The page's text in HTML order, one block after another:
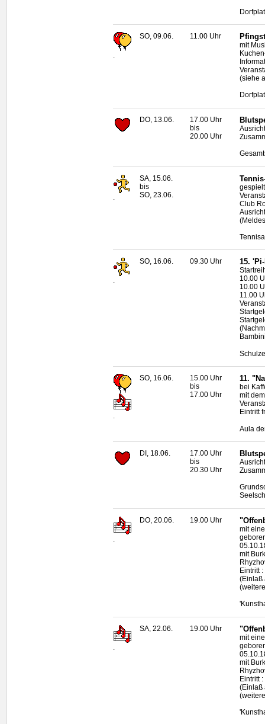
.
SO, 09.06. 11.00 Uhr
mit
(siehe
DO, 13.06.
17.00 Uhr
bis
20.00 Uhr
SA, 15.06.
bis
SO, 23.06.
Club
.
SO, 16.06. 09.30 Uhr 15.
10.00
10.00
11.00
.
SO, 16.06.
15.00 Uhr
bis
17.00 Uhr
11.
bei
mit
Eintritt
Aula
DI, 18.06.
17.00 Uhr
bis
20.30 Uhr
DO, 20.06. 19.00 Uhr
mit
mit
Eintritt
(Einlaß
SA, 22.06. 19.00 Uhr
mit
mit
Eintritt
(Einlaß